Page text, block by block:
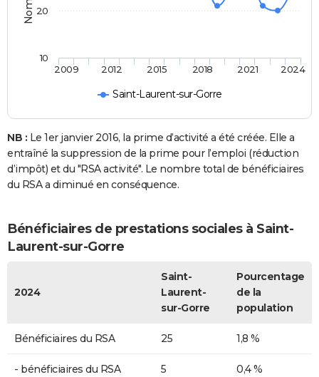
Saint-Laurent-sur-Gorre
2009 2012 2015 2018 2021 2024
10
20
NB : Le 1er janvier 2016, la prime d’activité a été créée. Elle a
entraîné la suppression de la prime pour l’emploi (réduction
d’impôt) et du "RSA activité". Le nombre total de bénéficiaires
du RSA a diminué en conséquence.
Bénéficiaires de prestations sociales à Saint-
Laurent-sur-Gorre
2024
Saint-
Laurent-
sur-Gorre
Pourcentage
de la
population
Bénéficiaires du RSA 25 1,8 %
- bénéficiaires du RSA
5 0,4 %